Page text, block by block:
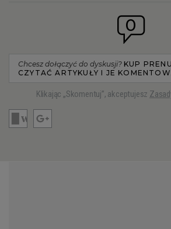
RZESZÓW
SOSNOWIEC
SZCZECIN
0
Chcesz dołączyć do dyskusji? KUP
CZYTAĆ ARTYKUŁY I JE
Klikając „Skomentuj”, akceptujesz